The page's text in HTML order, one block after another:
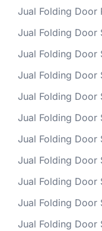
Jual Folding Door
Jual Folding Door
Jual Folding Door
Jual Folding Door
Jual Folding Door
Jual Folding Door
Jual Folding Door
Jual Folding Door
Jual Folding Door
Jual Folding Door
Jual Folding Door